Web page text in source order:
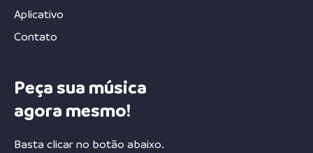
Aplicativo
Contato
Peça sua música
agora mesmo!
Basta clicar no botão abaixo.